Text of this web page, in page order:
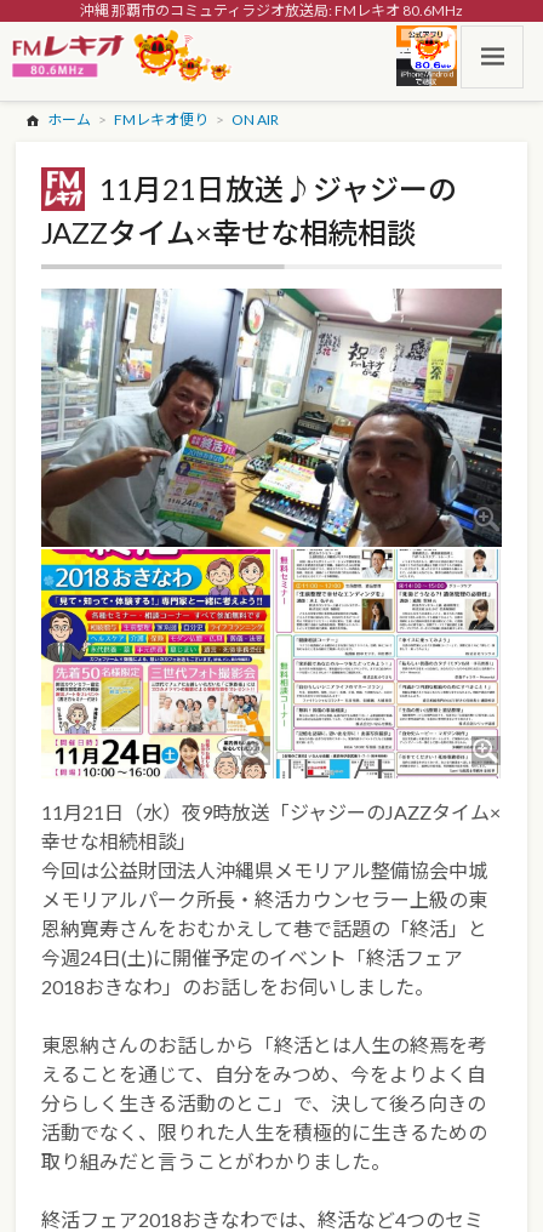
沖縄 那覇市のコミュティラジオ放送局: FMレキオ 80.6MHz
ホーム FMレキオ便り ON AIR
11月21日放送♪ジャジーの
JAZZタイム×幸せな相続相談
11月21日（水）夜9時放送「ジャジーのJAZZタイム×
幸せな相続相談」
今回は公益財団法人沖縄県メモリアル整備協会中城
メモリアルパーク所長・終活カウンセラー上級の東
恩納寛寿さんをおむかえして巷で話題の「終活」と
今週24日(土)に開催予定のイベント「終活フェア
2018おきなわ」のお話しをお伺いしました。
東恩納さんのお話しから「終活とは人生の終焉を考
えることを通じて、自分をみつめ、今をよりよく自
分らしく生きる活動のとこ」で、決して後ろ向きの
活動でなく、限りれた人生を積極的に生きるための
取り組みだと言うことがわかりました。
終活フェア2018おきなわでは、終活など4つのセミ